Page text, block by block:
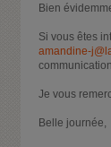
Bien
Si vous êtes
amandine-
Je vous
Belle journée,